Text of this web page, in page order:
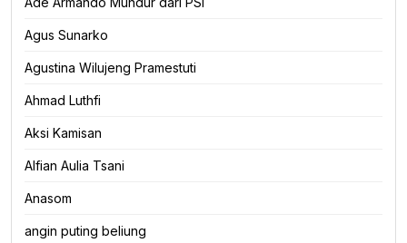
Agus Sunarko
Agustina Wilujeng Pramestuti
Ahmad Luthfi
Aksi Kamisan
Alfian Aulia Tsani
Anasom
angin puting beliung